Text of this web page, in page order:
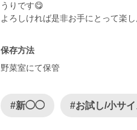
うりです😋
よろしければ是非お手にとって楽
保存方法
野菜室にて保管
#新◯◯ #お試し/小サ